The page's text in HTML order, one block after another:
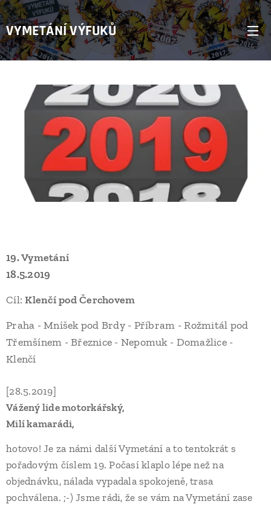
VYMETÁNÍ VÝFUKŮ
19. Vymetání
18.5.2019
Cíl:Klenčí pod Čerchovem
Praha - Mníšek pod Brdy - Příbram - Rožmitál pod
Třemšínem - Březnice - Nepomuk - Domažlice -
Klenčí
[28.5.2019]
Vážený lide motorkářský,
Milí kamarádi,
hotovo! Je za námi další Vymetání a to tentokrát s
pořadovým číslem 19. Počasí klaplo lépe než na
objednávku, nálada vypadala spokojeně, trasa
pochválena. ;-) Jsme rádi, že se vám na Vymetání zase